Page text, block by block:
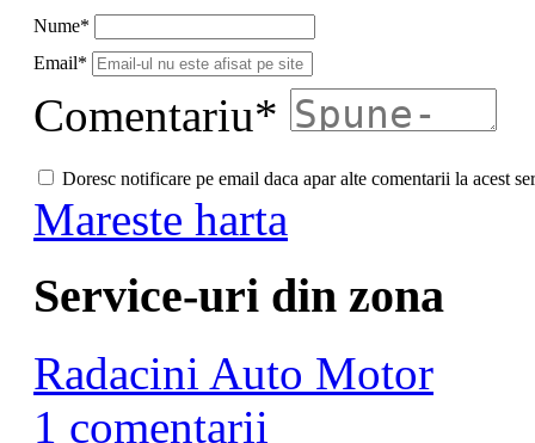
Nume*
Email*
Comentariu*
Doresc notificare pe email daca apar alte comentarii la acest
Mareste harta
Service-uri din zona
Radacini Auto Motor
1 comentarii